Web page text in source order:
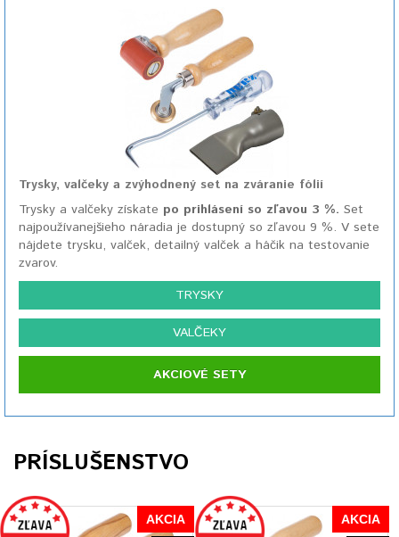
Trysky, valčeky a zvýhodnený set na zváranie fólií
Trysky a valčeky získate po prihlásení so zľavou 3 %. Set
najpoužívanejšieho náradia je dostupný so zľavou 9 %. V sete
nájdete trysku, valček, detailný valček a háčik na testovanie
zvarov.
TRYSKY
VALČEKY
AKCIOVÉ SETY
PRÍSLUŠENSTVO
AKCIA AKCIA